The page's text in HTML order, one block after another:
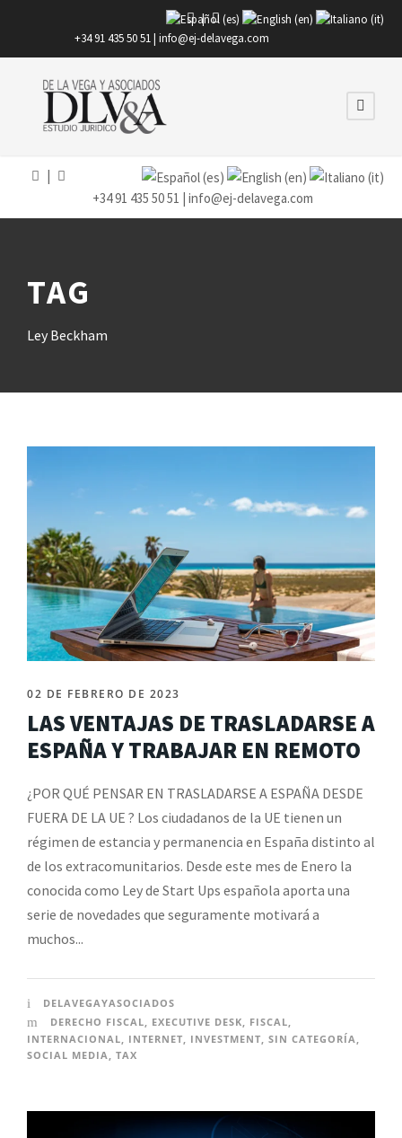
|
+34 91 435 50 51 | info@ej-delavega.com
+34 91 435 50 51 | info@ej-delavega.com
TAG
Ley Beckham
02 DE FEBRERO DE 2023
LAS VENTAJAS DE TRASLADARSE A
ESPAÑA Y TRABAJAR EN REMOTO
¿POR QUÉ PENSAR EN TRASLADARSE A ESPAÑA DESDE
FUERA DE LA UE ? Los ciudadanos de la UE tienen un
régimen de estancia y permanencia en España distinto al
de los extracomunitarios. Desde este mes de Enero la
conocida como Ley de Start Ups española aporta una
serie de novedades que seguramente motivará a
muchos...
DELAVEGAYASOCIADOS
DERECHO FISCAL
EXECUTIVE DESK FISCAL
INTERNACIONAL
INTERNET INVESTMENT SIN CATEGORÍA
SOCIAL MEDIA
TAX